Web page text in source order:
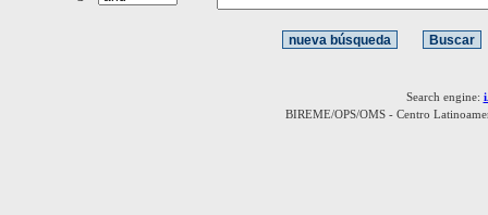
Search engine:
BIREME/OPS/OMS - Centro